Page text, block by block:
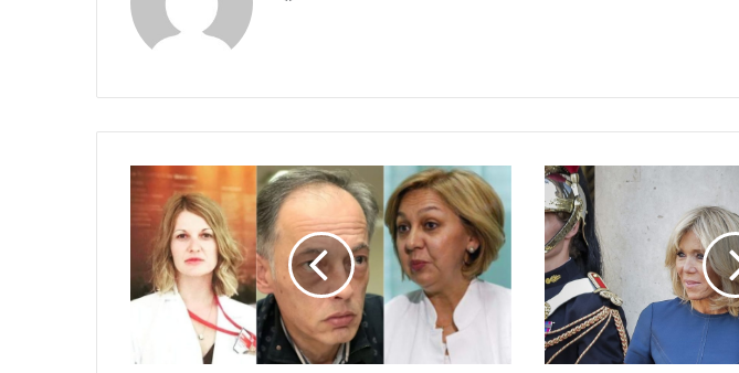
Ugrožavaju
mediji
ljekare
optužene
za
Gadžun?
ŠOK
fotografija
iz
prošlosti!
Brigitte
pozira
sa
tadašnjim
mužem